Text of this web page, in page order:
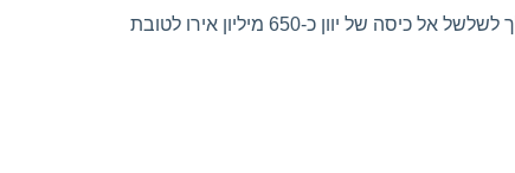
כל הניסיונות של הממשלה היוונית להפוך את ההשקעה שלכם למשתלמת אפילו יותר מאז ההשקעה הזאת התמ"ג היווני הולך לשלשל אל כיסה של יוון כ-650 מיליון אירו לטובת